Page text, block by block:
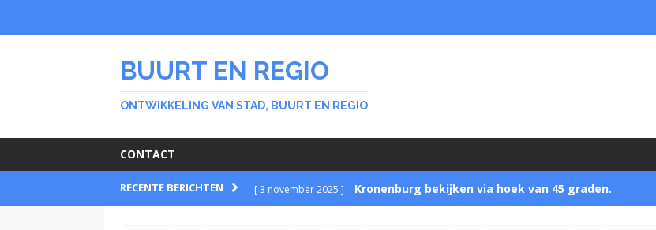
BUURT EN REGIO
ONTWIKKELING VAN STAD, BUURT EN REGIO
CONTACT
RECENTE BERICHTEN [ 3 november 2025 ] Kronenburg bekijken via hoek van 45 graden.